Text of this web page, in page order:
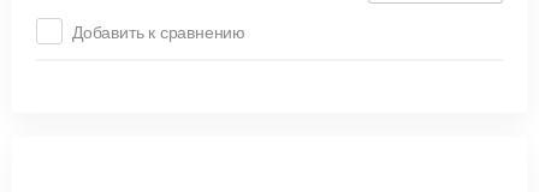
Добавить к сравнению